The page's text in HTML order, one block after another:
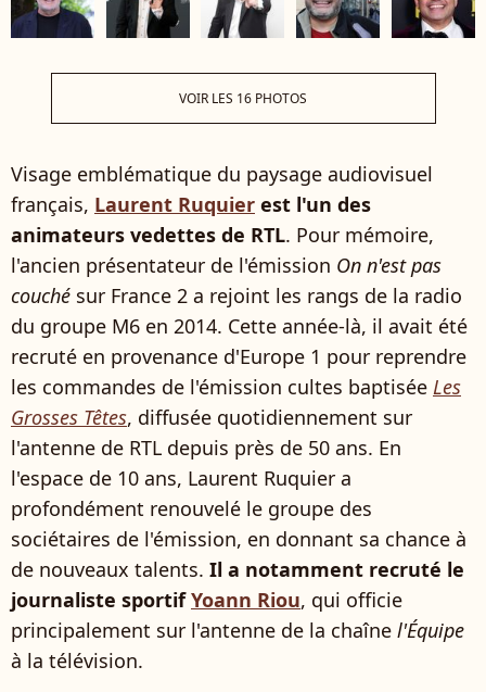
VOIR LES 16 PHOTOS
Visage emblématique du paysage audiovisuel
français, Laurent Ruquier est l'un des
animateurs vedettes de RTL. Pour mémoire,
l'ancien présentateur de l'émission On n'est pas
couché sur France 2 a rejoint les rangs de la radio
du groupe M6 en 2014. Cette année-là, il avait été
recruté en provenance d'Europe 1 pour reprendre
les commandes de l'émission cultes baptisée Les
Grosses Têtes, diffusée quotidiennement sur
l'antenne de RTL depuis près de 50 ans. En
l'espace de 10 ans, Laurent Ruquier a
profondément renouvelé le groupe des
sociétaires de l'émission, en donnant sa chance à
de nouveaux talents. Il a notamment recruté le
journaliste sportifYoann Riou, qui officie
principalement sur l'antenne de la chaîne l'Équipe
à la télévision.